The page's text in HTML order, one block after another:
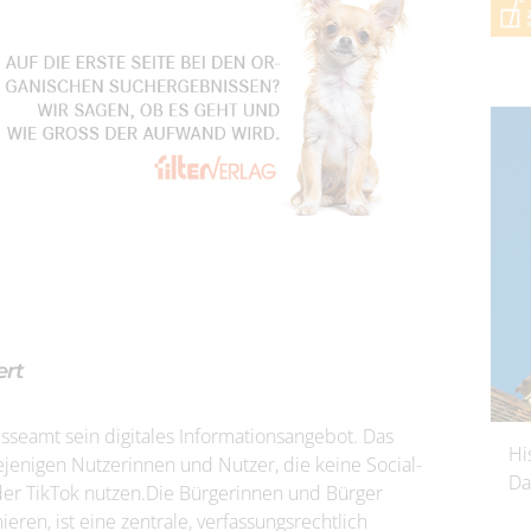
sein digitales Informationsangebot. Das
Nutzerinnen und Nutzer, die keine Social-
TikTok nutzen.Die Bürgerinnen und Bürger
ist eine zentrale, verfassungsrechtlich